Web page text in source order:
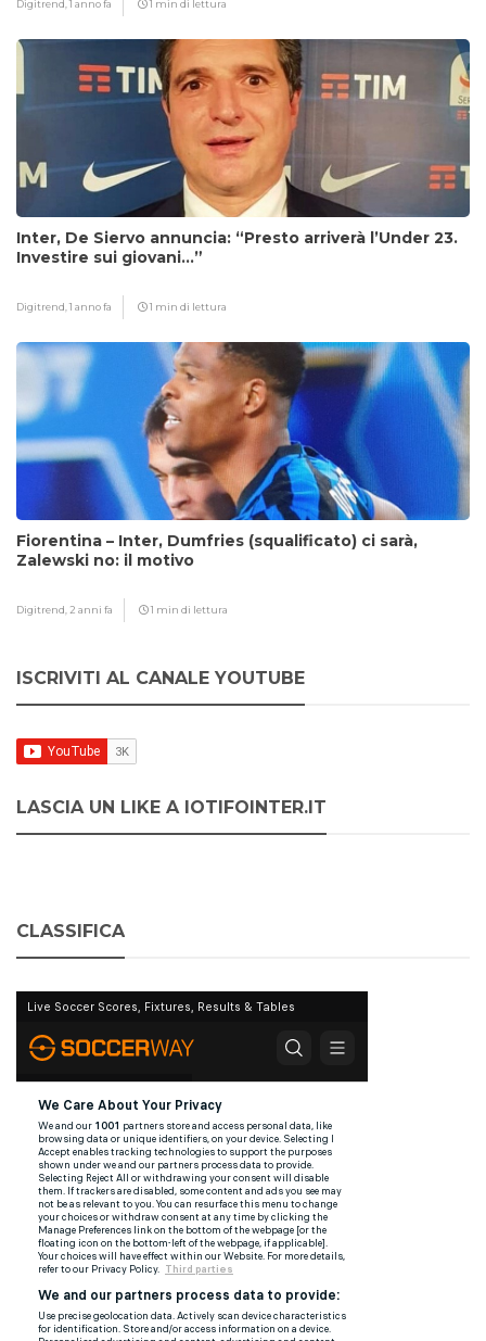
Digitrend,1 anno fa 1 min di lettura
Inter, De Siervo annuncia: “Presto arriverà l’Under 23.
Investire sui giovani…”
Digitrend,1 anno fa 1 min di lettura
Fiorentina – Inter, Dumfries (squalificato) ci sarà,
Zalewski no: il motivo
Digitrend, 2 anni fa 1 min di lettura
ISCRIVITI AL CANALE YOUTUBE
LASCIA UN LIKE A IOTIFOINTER.IT
CLASSIFICA